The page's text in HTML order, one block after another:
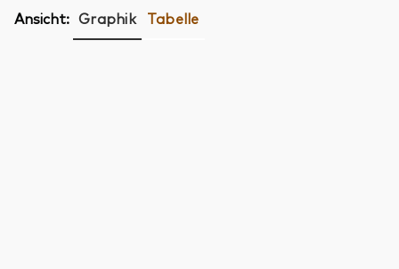
Ansicht: Graphik Tabelle